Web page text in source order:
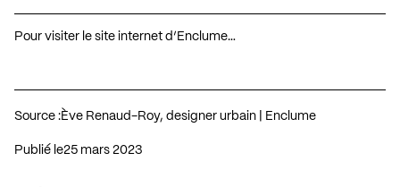
Pour visiter le site internet d’Enclume…
Source :Ève Renaud-Roy, designer urbain | Enclume
Publié le 25 mars 2023